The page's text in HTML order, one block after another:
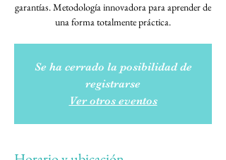
garantías. Metodología innovadora para aprender de
una forma totalmente práctica.
Se ha cerrado la posibilidad de
registrarse
Ver otros eventos